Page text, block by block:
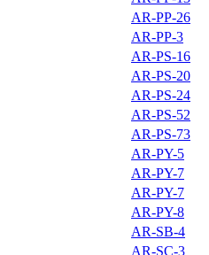
AR-PP-26
AR-PP-3
AR-PS-16
AR-PS-20
AR-PS-24
AR-PS-52
AR-PS-73
AR-PY-5
AR-PY-7
AR-PY-7
AR-PY-8
AR-SB-4
AR-SC-3